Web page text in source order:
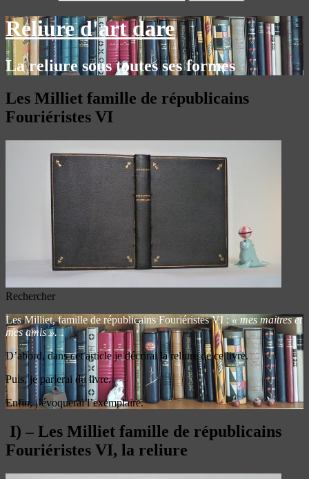
Reliure d'art dare
La reliure sous toutes ses formes
Les Milliet famille de républicains
Fouriéristes VI
Rechercher
Les Milliet, famille de républicains Fouriéristes VI :« mes maitres et
mes amis ».
D’abord, dans cet article je décrirai la reliure de ce livre.
Puis, je parlerai du livre.
Enfin, j’évoquerai l’exemplaire.
I) – Les Milliet famille de républicains
Fouriéristes VI, la reliure